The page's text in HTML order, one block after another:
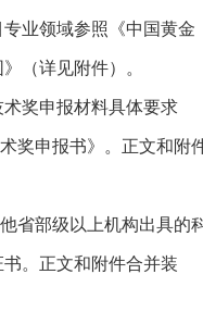
业领域参照《中国黄金
（详见附件）。
奖申报材料具体要求
奖申报书》。正文和附
省部级以上机构出具的
。正文和附件合并装